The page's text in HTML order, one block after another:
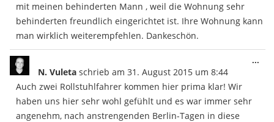
mit meinen behinderten Mann , weil die Wohnung sehr
behinderten freundlich eingerichtet ist. Ihre Wohnung kann
man wirklich weiterempfehlen. Dankeschön.
N. Vuleta schrieb am 31. August 2015 um 8:44
Auch zwei Rollstuhlfahrer kommen hier prima klar! Wir
haben uns hier sehr wohl gefühlt und es war immer sehr
angenehm, nach anstrengenden Berlin-Tagen in diese
...